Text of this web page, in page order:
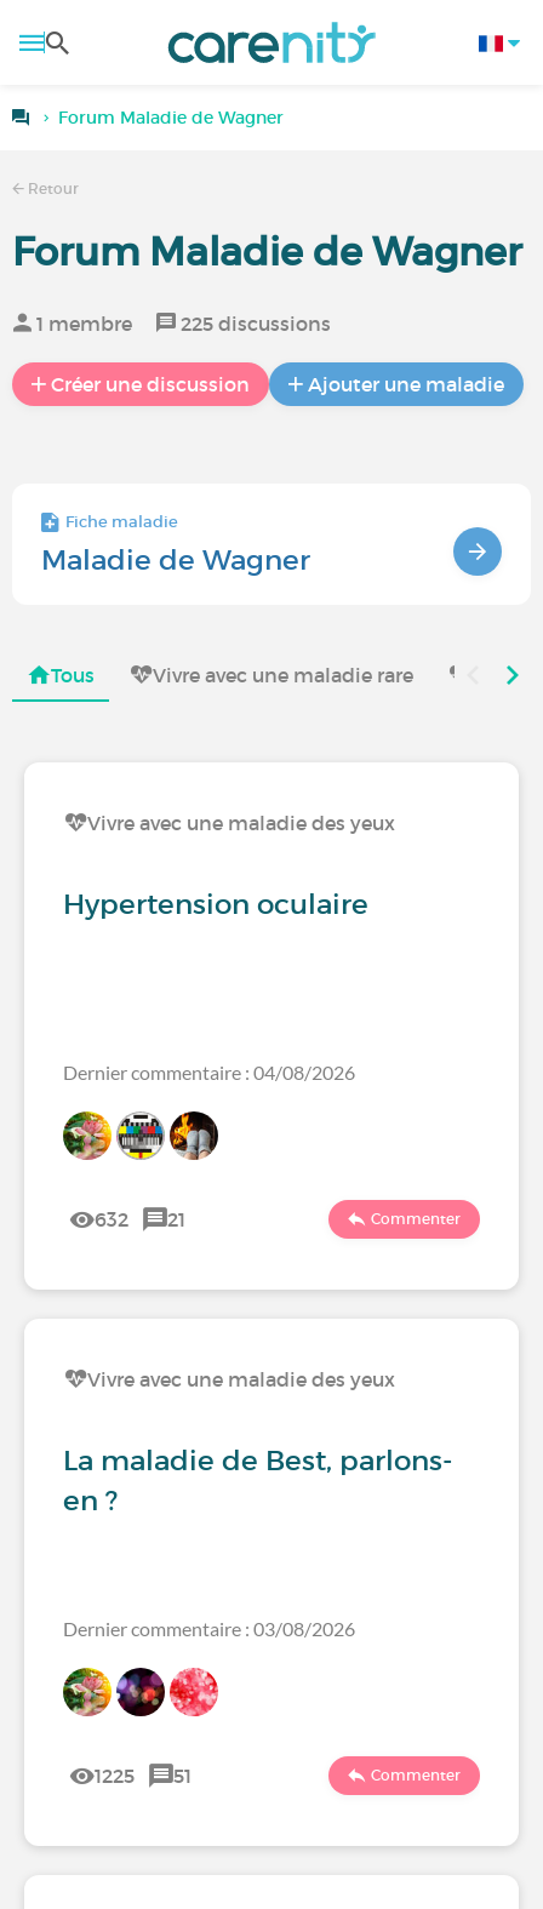
Forum Maladie de Wagner
Retour
Forum Maladie de Wagner
1 membre 225 discussions
Créer une discussion Ajouter une maladie
Fiche maladie
Maladie de Wagner
Tous Vivre avec une maladie rare Vivre
Vivre avec une maladie des yeux
Hypertension oculaire
Dernier commentaire : 04/08/2026
632 21 Commenter
Vivre avec une maladie des yeux
La maladie de Best, parlons-
en ?
Dernier commentaire : 03/08/2026
1225 51 Commenter